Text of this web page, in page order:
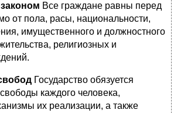
Все граждане равны перед
от пола, расы, национальности,
имущественного и должностного
религиозных и
Государство обязуется
каждого человека,
их реализации, а также